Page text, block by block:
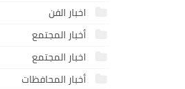
اخبار الفن
أخبار المجتمع
اخبار المجتمع
أخبار المحافظات